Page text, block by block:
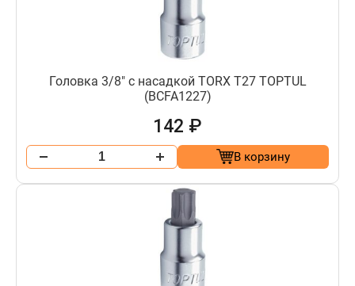
Головка 3/8" с насадкой TORX T27 TOPTUL
(BCFA1227)
142 ₽
В корзину